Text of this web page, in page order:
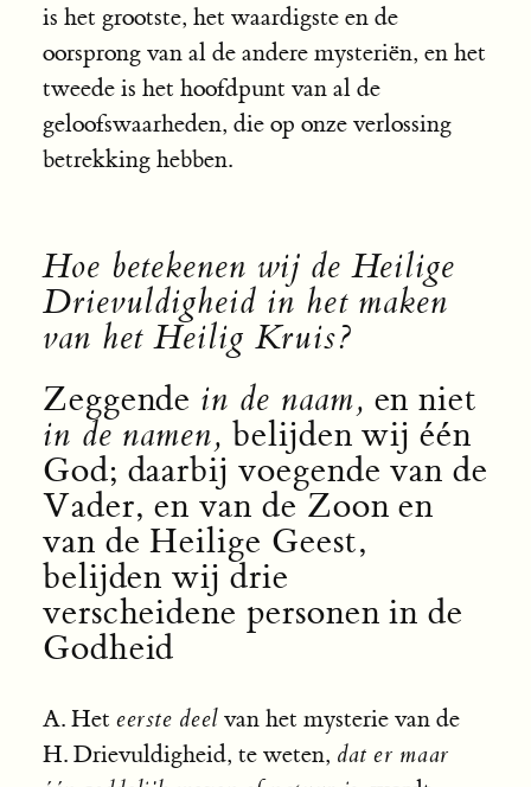
is het grootste, het waardigste en de
oorsprong van al de andere mysteriën, en het
tweede is het hoofdpunt van al de
geloofswaarheden, die op onze verlossing
betrekking hebben.
Hoe betekenen wij de Heilige
Drievuldigheid in het maken
van het Heilig Kruis?
Zeggende in de naam, en niet
in de namen, belijden wij één
God; daarbij voegende van de
Vader, en van de Zoon en
van de Heilige Geest,
belijden wij drie
verscheidene personen in de
Godheid
A. Het eerste deel van het mysterie van de
H. Drievuldigheid, te weten, dat er maar